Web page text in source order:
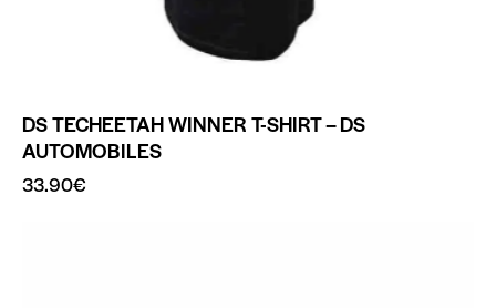
DS TECHEETAH WINNER T-SHIRT – DS
AUTOMOBILES
33.90€